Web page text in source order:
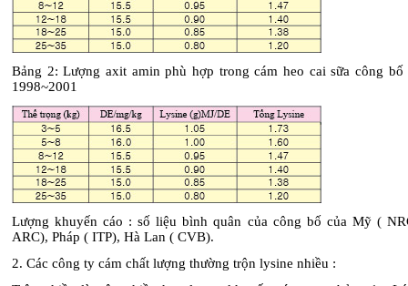
Bảng 2: Lượng axit amin phù hợp trong cám heo cai sữa công bố
1998~2001
Lượng khuyến cáo : số liệu bình quân của công bố của Mỹ (
ARC), Pháp ( ITP), Hà Lan ( CVB).
2. Các công ty cám chất lượng thường trộn lysine nhiều :